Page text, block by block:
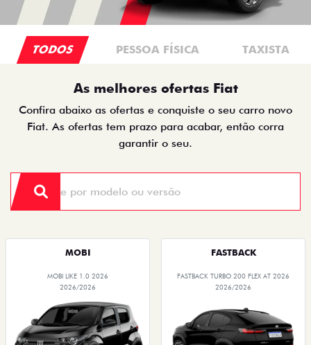
TODOS PESSOA FÍSICA TAXISTA
As melhores ofertas Fiat
Confira abaixo as ofertas e conquiste o seu carro novo
Fiat. As ofertas tem prazo para acabar, então corra
garantir o seu.
MOBI
MOBI LIKE 1.0 2026
2026/2026
FASTBACK
FASTBACK TURBO 200 FLEX AT 2026
2026/2026